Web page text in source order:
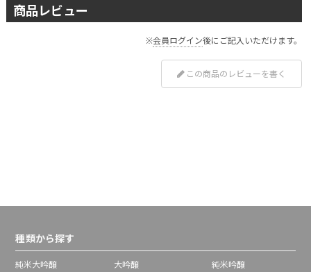
商品レビュー
※会員ログイン後にご記入いただけます。
この商品のレビューを書く
種類から探す
純米大吟醸 大吟醸
純米吟醸